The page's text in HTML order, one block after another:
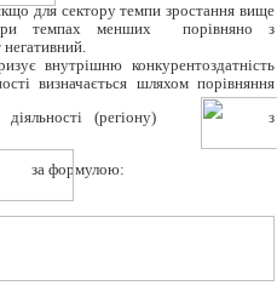
для сектору темпи зростання вище
темпах менших порівняно з
негативний.
внутрішню конкурентоздатність
визначається шляхом порівняння
(регіону)
з
за формулою: